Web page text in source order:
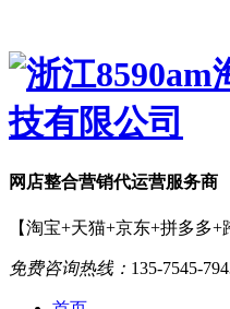
网店整合营销代运营服务商
【淘宝+天猫+京东+拼多多+
免费咨询热线： 135-7545-